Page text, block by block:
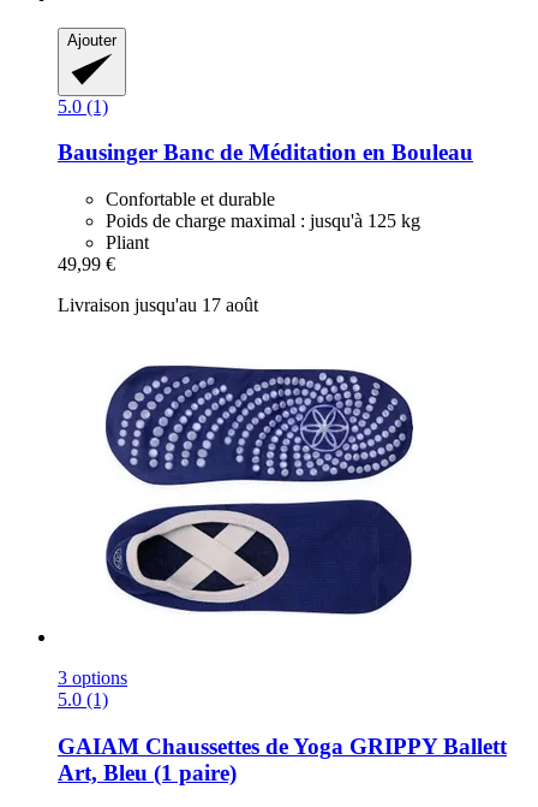
Ajouter
5.0 (1)
Bausinger Banc de Méditation en Bouleau
Confortable et durable
Poids de charge maximal : jusqu'à 125 kg
Pliant
49,99 €
Livraison jusqu'au 17 août
3 options
5.0 (1)
GAIAM Chaussettes de Yoga GRIPPY Ballett
Art, Bleu (1 paire)